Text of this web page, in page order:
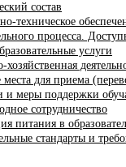
состав
техническое
процесса.
услуги
места для приема
и меры поддержки
сотрудничество
питания в
стандарты и